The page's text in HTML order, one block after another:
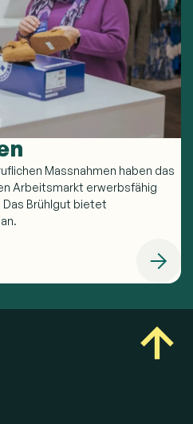
Massnahmen haben das
Arbeitsmarkt erwerbsfähig
Brühlgut bietet